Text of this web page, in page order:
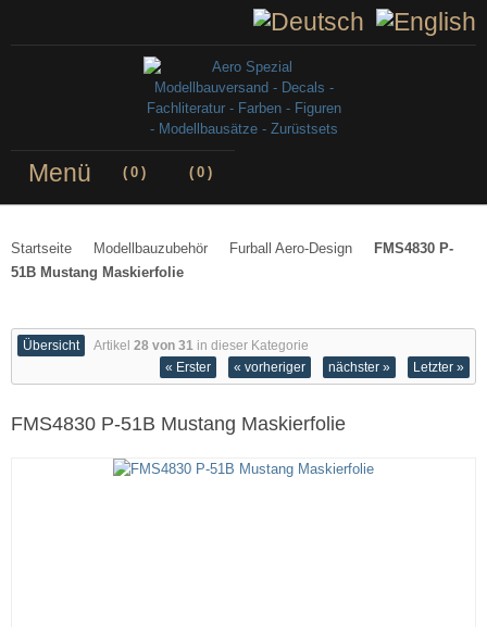
Menü ( 0 ) ( 0 )
Startseite Modellbauzubehör Furball Aero-Design
FMS4830 P-
51B Mustang Maskierfolie
Übersicht Artikel 28 von 31 in dieser Kategorie
« Erster
« vorheriger nächster » Letzter »
FMS4830 P-51B Mustang Maskierfolie